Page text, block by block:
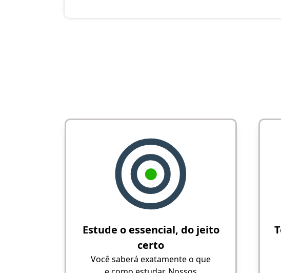
Estude o essencial, do jeito
certo
Você saberá exatamente o que